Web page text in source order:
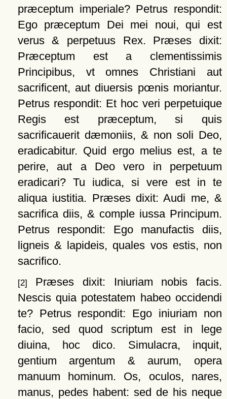
præceptum imperiale? Petrus respondit:
Ego præceptum Dei mei noui, qui est
verus & perpetuus Rex. Præses dixit:
Præceptum est a clementissimis
Principibus, vt omnes Christiani aut
sacrificent, aut diuersis pœnis moriantur.
Petrus respondit: Et hoc veri perpetuique
Regis est præceptum, si quis
sacrificauerit dæmoniis, & non soli Deo,
eradicabitur. Quid ergo melius est, a te
perire, aut a Deo vero in perpetuum
eradicari? Tu iudica, si vere est in te
aliqua iustitia. Præses dixit: Audi me, &
sacrifica diis, & comple iussa Principum.
Petrus respondit: Ego manufactis diis,
ligneis & lapideis, quales vos estis, non
sacrifico.
[2]
Præses dixit: Iniuriam nobis facis.
Nescis quia potestatem habeo occidendi
te? Petrus respondit: Ego iniuriam non
facio, sed quod scriptum est in lege
diuina, hoc dico. Simulacra, inquit,
gentium argentum & aurum, opera
manuum hominum. Os, oculos, nares,
manus, pedes habent: sed de his neque